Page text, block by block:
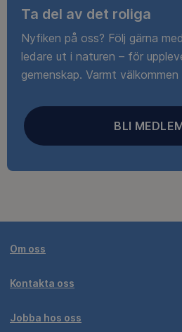
Ta del av det roliga
Nyfiken på oss? Följ gärna
ledare ut i naturen – för
gemenskap. Varmt
BLI
Om oss
Kontakta oss
Jobba hos oss